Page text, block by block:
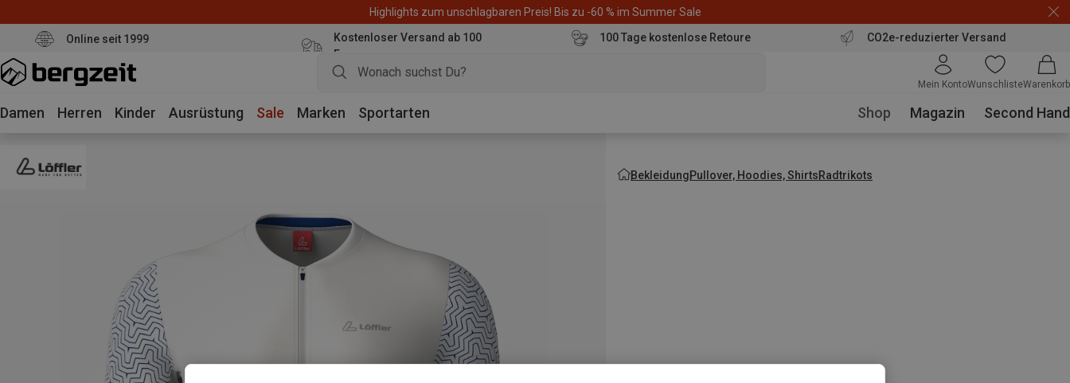
Highlights zum unschlagbaren Preis! Bis zu -60 % im Summer Sale
Online seit 1999
Kostenloser Versand ab 100
Euro
100 Tage kostenlose Retoure CO2e-reduzierter Versand
Mein KontoWunschlisteWarenkorb
Damen Herren Kinder Ausrüstung Sale Marken Sportarten Shop Magazin Second Hand
BekleidungPullover, Hoodies, ShirtsRadtrikots